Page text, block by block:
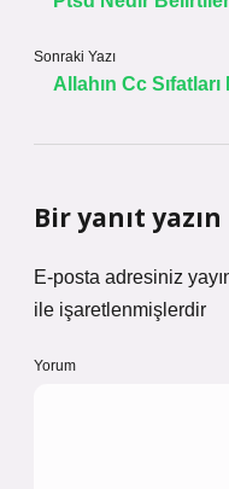
Sonraki Yazı
Allahın Cc
Bir yanıt yazın
E-posta adresiniz
ile işaretlenmişlerdir
Yorum